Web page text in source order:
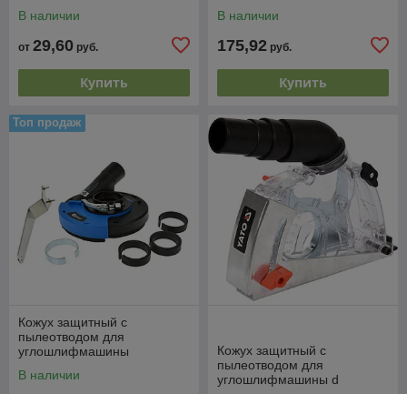
В наличии
от 29,60 руб.
Купить
пропила 6-28мм, G80258
В наличии
175,92 руб.
Купить
Топ продаж
Кожух защитный с
пылеотводом для
углошлифмашины
шлифовальных работ,
В наличии
Кожух защитный с
пылеотводом для
углошлифмашины d